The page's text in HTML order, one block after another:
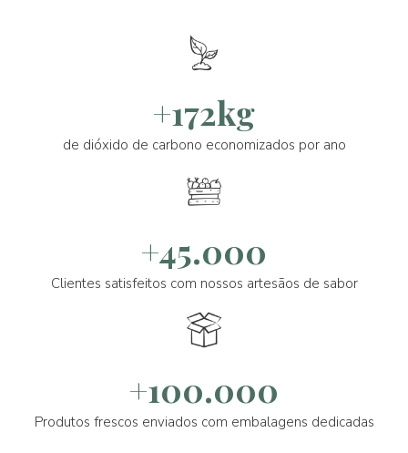
+172kg
de dióxido de carbono economizados por ano
+45.000
Clientes satisfeitos com nossos artesãos de sabor
+100.000
Produtos frescos enviados com embalagens dedicadas